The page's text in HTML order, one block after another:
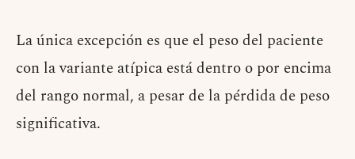
La única excepción es que el peso del paciente
con la variante atípica está dentro o por encima
del rango normal, a pesar de la pérdida de peso
significativa.